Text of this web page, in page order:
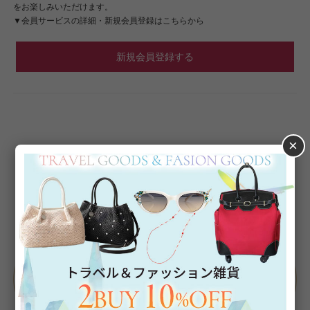
をお楽しみいただけます。
▼会員サービスの詳細・新規会員登録はこちらから
新規会員登録する
Category
アイテムカテゴリー
×